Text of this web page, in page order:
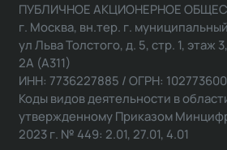
ПУБЛИЧНОЕ АКЦИОНЕРНОЕ
г. Москва, вн.тер. г.
ул Льва Толстого, д. 5, стр. 1, этаж
2А (А311)
ИНН: 7736227885 / ОГРН:
Коды видов деятельности в
утвержденному Приказом
2023 г. № 449: 2.01, 27.01, 4.01